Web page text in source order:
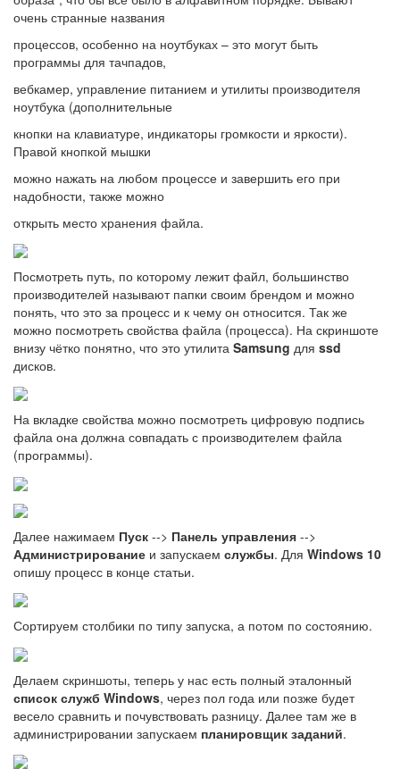
очень странные названия
процессов, особенно на ноутбуках – это могут быть
программы для тачпадов,
вебкамер, управление питанием и утилиты производителя
ноутбука (дополнительные
кнопки на клавиатуре, индикаторы громкости и яркости).
Правой кнопкой мышки
можно нажать на любом процессе и завершить его при
надобности, также можно
открыть место хранения файла.
Посмотреть путь, по которому лежит файл, большинство
производителей называют папки своим брендом и можно
понять, что это за процесс и к чему он относится. Так же
можно посмотреть свойства файла (процесса). На скриншоте
внизу чётко понятно, что это утилита Samsung для ssd
дисков.
На вкладке свойства можно посмотреть цифровую подпись
файла она должна совпадать с производителем файла
(программы).
Далее нажимаем Пуск --> Панель управления -->
Администрирование и запускаем службы. Для Windows 10
опишу процесс в конце статьи.
Сортируем столбики по типу запуска, а потом по состоянию.
Делаем скриншоты, теперь у нас есть полный эталонный
список служб Windows, через пол года или позже будет
весело сравнить и почувствовать разницу. Далее там же в
администрировании запускаем планировщик заданий.